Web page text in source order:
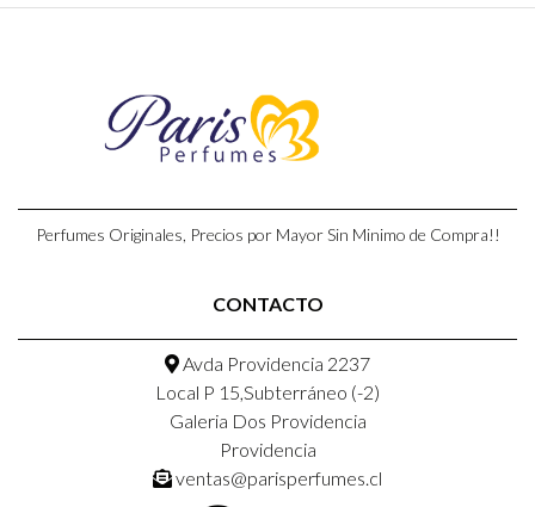
Perfumes Originales, Precios por Mayor Sin Minimo de Compra!!
CONTACTO
Avda Providencia 2237
Local P 15,Subterráneo (-2)
Galeria Dos Providencia
Providencia
ventas@parisperfumes.cl